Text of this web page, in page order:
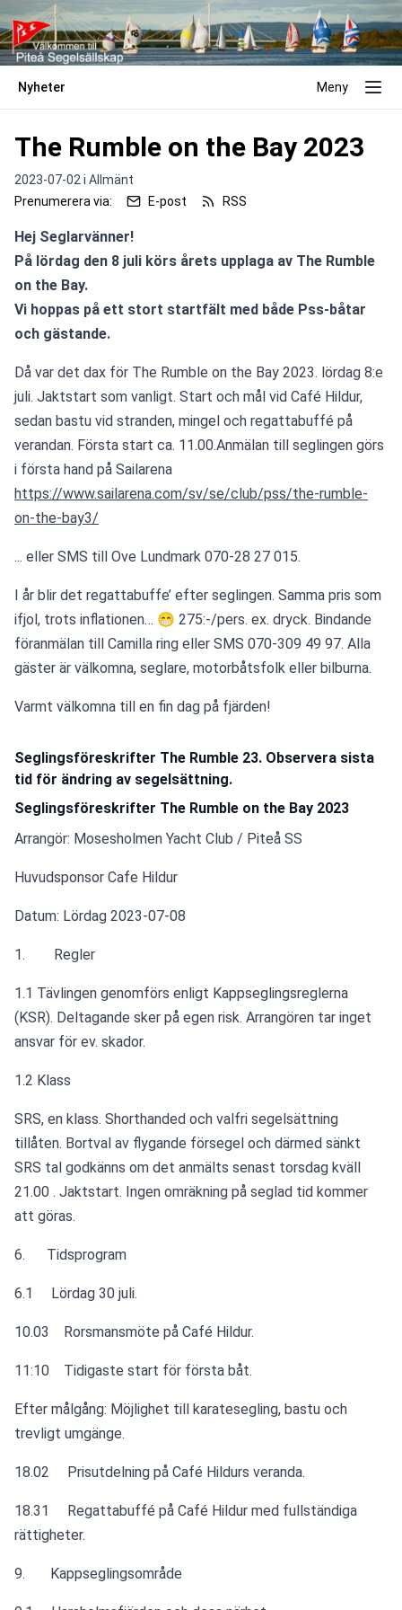
Nyheter Meny
The Rumble on the Bay 2023
2023-07-02 i Allmänt
Prenumerera via:
E-post RSS
Hej Seglarvänner!
På lördag den 8 juli körs årets upplaga av The Rumble
on the Bay.
Vi hoppas på ett stort startfält med både Pss-båtar
och gästande.
Då var det dax för The Rumble on the Bay 2023. lördag 8:e
juli. Jaktstart som vanligt. Start och mål vid Café Hildur,
sedan bastu vid stranden, mingel och regattabuffé på
verandan. Första start ca. 11.00.Anmälan till seglingen görs
https://www.sailarena.com/sv/se/club/pss/the-rumble-
on-the-bay3/
... eller SMS till Ove Lundmark 070-28 27 015.
I år blir det regattabuffe’ efter seglingen. Samma pris som
ifjol, trots inflationen… 😁 275:-/pers. ex. dryck. Bindande
föranmälan till Camilla ring eller SMS 070-309 49 97. Alla
gäster är välkomna, seglare, motorbåtsfolk eller bilburna.
Varmt välkomna till en fin dag på fjärden!
Seglingsföreskrifter The Rumble 23. Observera sista
tid för ändring av segelsättning.
Seglingsföreskrifter The Rumble on the Bay 2023
Arrangör: Mosesholmen Yacht Club / Piteå SS
Huvudsponsor Cafe Hildur
Datum: Lördag 2023-07-08
1.        Regler
1.1 Tävlingen genomförs enligt Kappseglingsreglerna
(KSR). Deltagande sker på egen risk. Arrangören tar inget
ansvar för ev. skador.
1.2 Klass
SRS, en klass. Shorthanded och valfri segelsättning
tillåten. Bortval av flygande försegel och därmed sänkt
SRS tal godkänns om det anmälts senast torsdag kväll
21.00 . Jaktstart. Ingen omräkning på seglad tid kommer
att göras.
6.      Tidsprogram
6.1     Lördag 30 juli.
10.03    Rorsmansmöte på Café Hildur.
11:10    Tidigaste start för första båt.
Efter målgång: Möjlighet till karatesegling, bastu och
trevligt umgänge.
18.02     Prisutdelning på Café Hildurs veranda.
18.31     Regattabuffé på Café Hildur med fullständiga
rättigheter.
9.       Kappseglingsområde